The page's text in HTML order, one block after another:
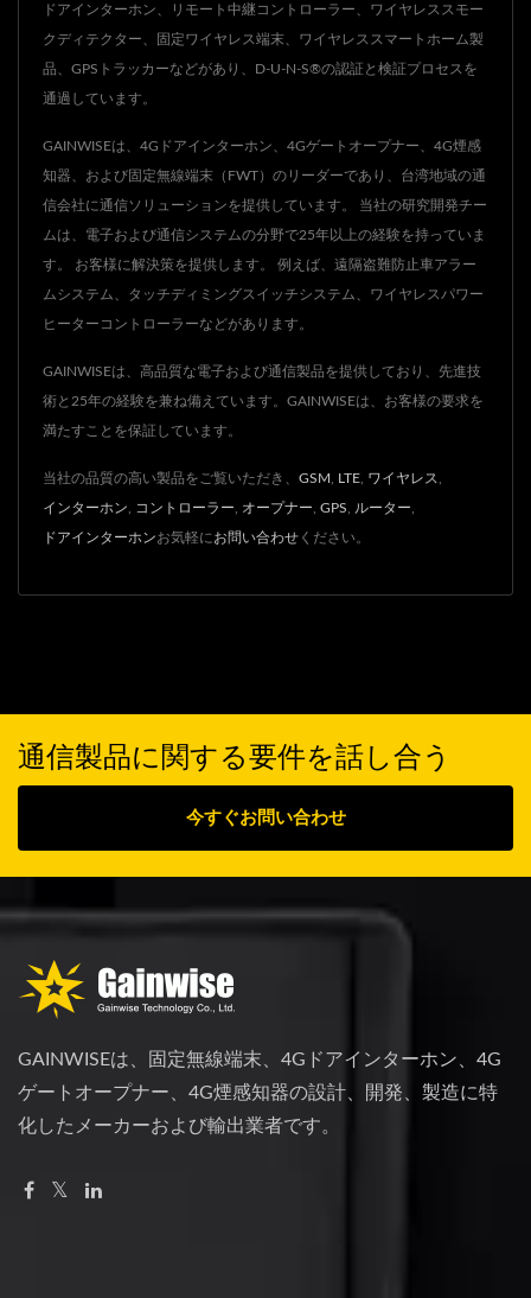
ドアインターホン、リモート中継コントローラー、ワイヤレススモー
クディテクター、固定ワイヤレス端末、ワイヤレススマートホーム製
品、GPSトラッカーなどがあり、D-U-N-S®の認証と検証プロセスを
通過しています。
GAINWISEは、4Gドアインターホン、4Gゲートオープナー、4G煙感
知器、および固定無線端末（FWT）のリーダーであり、台湾地域の通
信会社に通信ソリューションを提供しています。 当社の研究開発チー
ムは、電子および通信システムの分野で25年以上の経験を持っていま
す。 お客様に解決策を提供します。 例えば、遠隔盗難防止車アラー
ムシステム、タッチディミングスイッチシステム、ワイヤレスパワー
ヒーターコントローラーなどがあります。
GAINWISEは、高品質な電子および通信製品を提供しており、先進技
術と25年の経験を兼ね備えています。GAINWISEは、お客様の要求を
満たすことを保証しています。
当社の品質の高い製品をご覧いただき、 GSM LTE ワイヤレス
インターホン コントローラー オープナー GPS ルーター
ドアインターホンお気軽にお問い合わせ ください。
通信製品に関する要件を話し合う
今すぐお問い合わせ
GAINWISEは、固定無線端末、4Gドアインターホン、4G
ゲートオープナー、4G煙感知器の設計、開発、製造に特
化したメーカーおよび輸出業者です。